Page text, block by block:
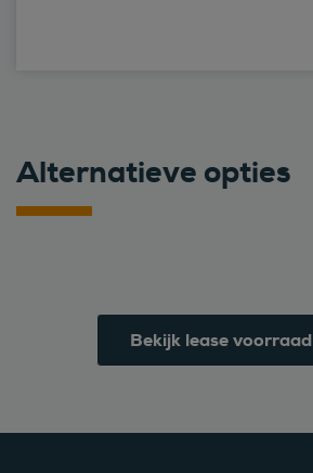
Alternatieve opties
Bekijk lease voorraad